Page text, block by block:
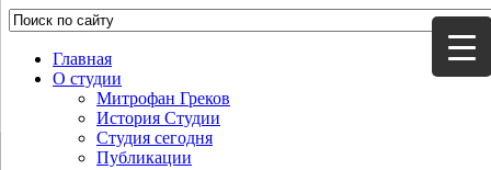
Главная
О студии
Митрофан Греков
История Студии
Студия сегодня
Публикации